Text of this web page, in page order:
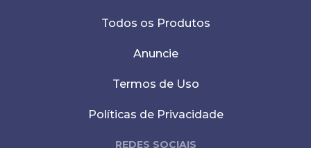
Todos os Produtos
Anuncie
Termos de Uso
Políticas de Privacidade
REDES SOCIAIS